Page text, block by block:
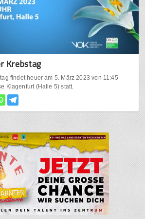
Krebstag
findet heuer am 5. März 2023 von 11:45-
Klagenfurt (Halle 5) statt.